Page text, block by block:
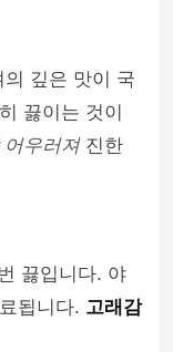
깊은 맛이 국
끓이는 것이
우러져진한
끓입니다. 야
됩니다. 고래감